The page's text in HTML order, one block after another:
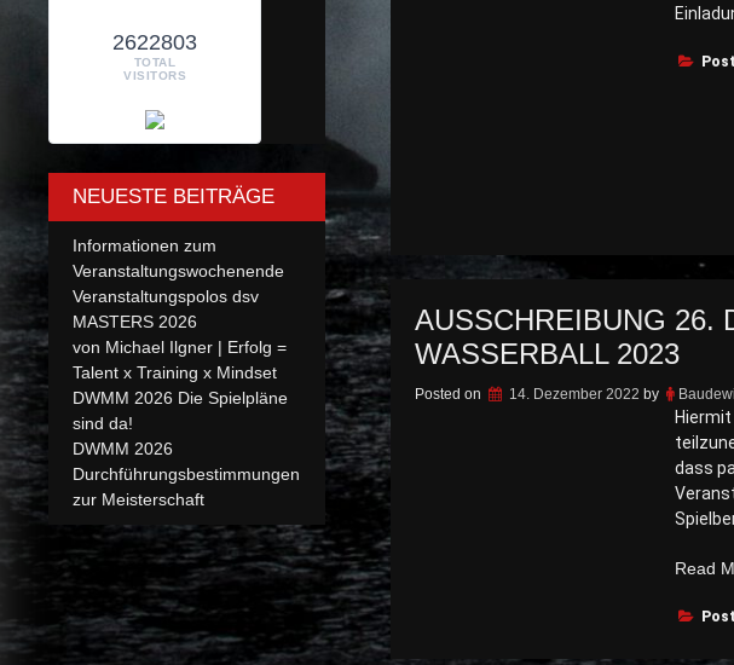
AUSSCHREIBUNG 26.
WASSERBALL 2023
Posted on 14. Dezember 2022 by
dass
Read
2622803
TOTAL
VISITORS
NEUESTE BEITRÄGE
Informationen zum
Veranstaltungswochenende
Veranstaltungspolos dsv
MASTERS 2026
von Michael Ilgner | Erfolg =
Talent x Training x Mindset
DWMM 2026 Die Spielpläne
sind da!
DWMM 2026
Durchführungsbestimmungen
zur Meisterschaft